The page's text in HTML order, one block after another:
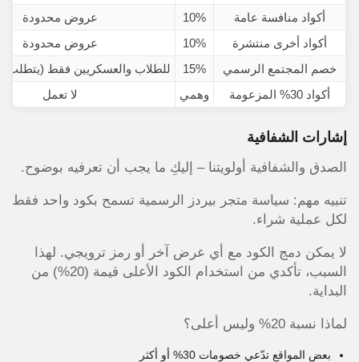
أكواد منافسة عامة
10%
عروض محدودة
أكواد أخرى منتشرة
10%
عروض محدودة
خصم المجتمع الرسمي
15%
للطلاب والعسكريين فقط (يتطلب
أكواد 30% المزعومة
وهمي لا تعمل
إشارات الشفافية
الصدق والشفافية أولويتنا – إليكِ ما يجب أن تعرفيه بوضوح.
تنبيه مهم: سياسة متجر بيردز الرسمية تسمح بكود واحد فقط
لكل عملية شراء.
لا يمكن دمج الكود مع أي عرض آخر أو رمز ترويجي. لهذا
السبب، تأكدي من استخدام الكود الأعلى قيمة (20%) من
البداية.
لماذا نسبة 20% وليس أعلى؟
بعض المواقع تدّعي خصومات 30% أو أكثر